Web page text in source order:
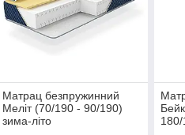
Матрац безпружинний
Меліт (70/190 - 90/190)
зима-літо
180/